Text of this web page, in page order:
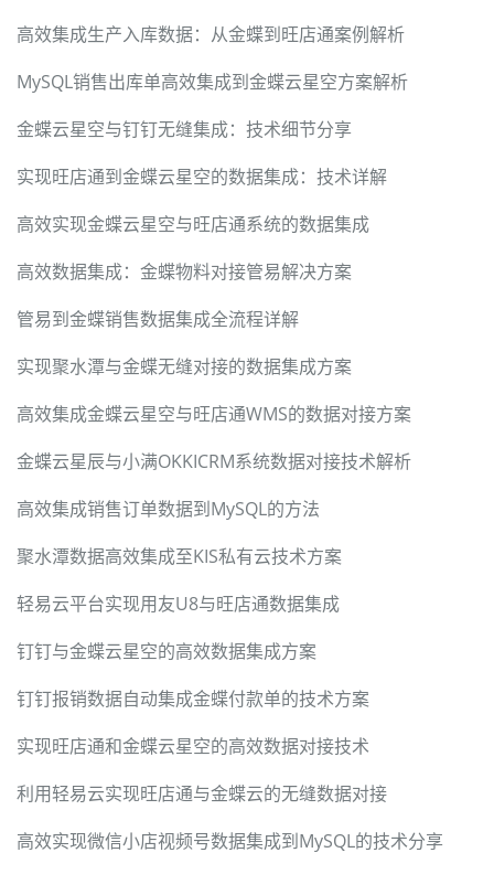
高效集成生产入库数据：从金蝶到旺店通案例解析
MySQL销售出库单高效集成到金蝶云星空方案解析
金蝶云星空与钉钉无缝集成：技术细节分享
实现旺店通到金蝶云星空的数据集成：技术详解
高效实现金蝶云星空与旺店通系统的数据集成
高效数据集成：金蝶物料对接管易解决方案
管易到金蝶销售数据集成全流程详解
实现聚水潭与金蝶无缝对接的数据集成方案
高效集成金蝶云星空与旺店通WMS的数据对接方案
金蝶云星辰与小满OKKICRM系统数据对接技术解析
高效集成销售订单数据到MySQL的方法
聚水潭数据高效集成至KIS私有云技术方案
轻易云平台实现用友U8与旺店通数据集成
钉钉与金蝶云星空的高效数据集成方案
钉钉报销数据自动集成金蝶付款单的技术方案
实现旺店通和金蝶云星空的高效数据对接技术
利用轻易云实现旺店通与金蝶云的无缝数据对接
高效实现微信小店视频号数据集成到MySQL的技术分享